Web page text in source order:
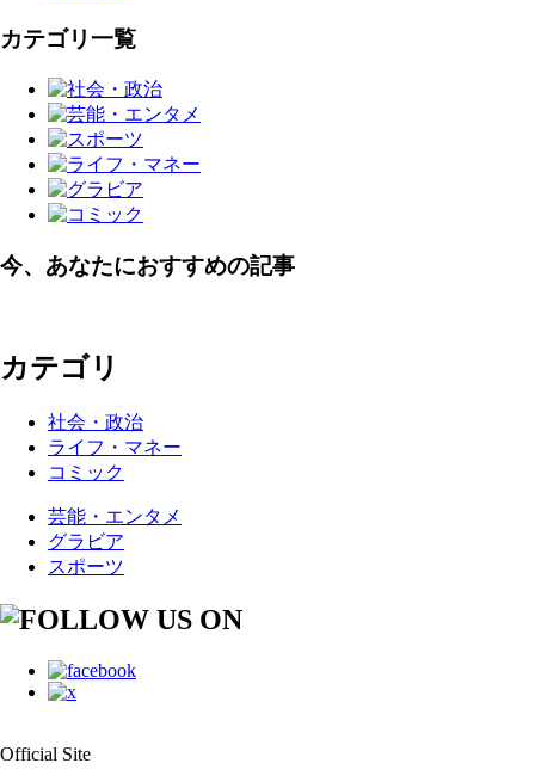
カテゴリ一覧
今、あなたにおすすめの記事
カテゴリ
社会・政治
ライフ・マネー
コミック
芸能・エンタメ
グラビア
スポーツ
Official Site